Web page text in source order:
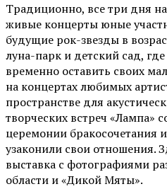
Традиционно, все три дня
живые концерты юные
будущие рок-звезды в
луна-парк и детский сад,
временно оставить своих
на концертах любимых
пространстве для
творческих встреч «Лампа»
церемонии бракосочетания
узаконили свои отношения.
выставка с фотографиями
области и «Дикой Мяты».